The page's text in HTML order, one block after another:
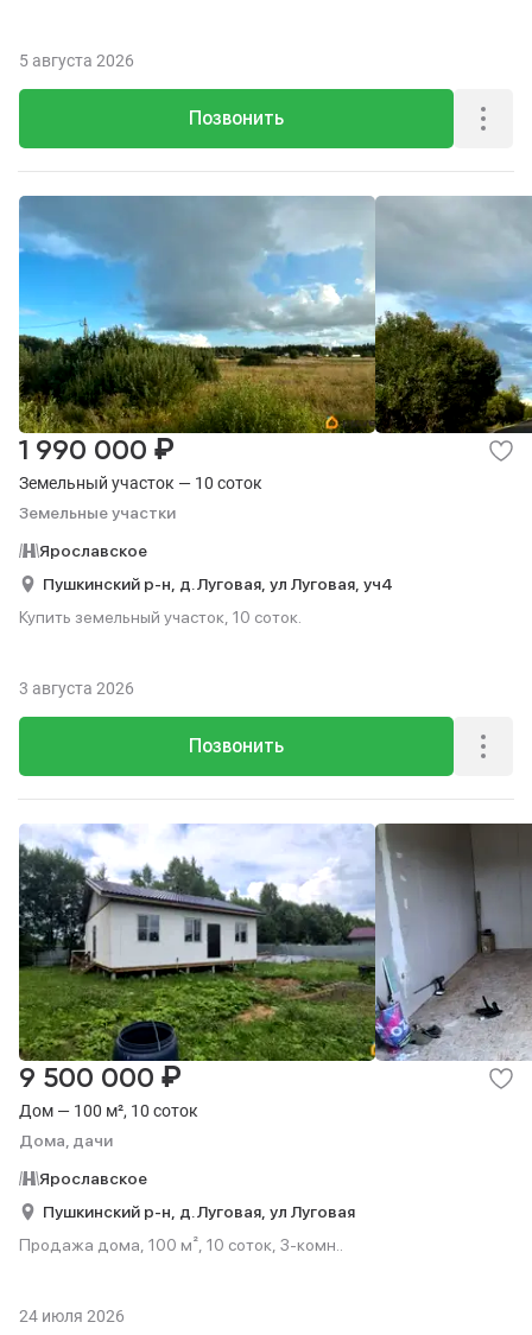
Позвонить
5 августа 2026
Земельный участок — 10 соток
Земельные участки
1 990 000 ₽
Ярославское
Пушкинский р-н, д. Луговая, ул Луговая, уч4
Купить земельный участок, 10 соток.
Позвонить
3 августа 2026
Дом — 100 м², 10 соток
Дома, дачи
9 500 000 ₽
Ярославское
Пушкинский р-н, д. Луговая, ул Луговая
Продажа дома, 100 м², 10 соток, 3-комн..
24 июля 2026